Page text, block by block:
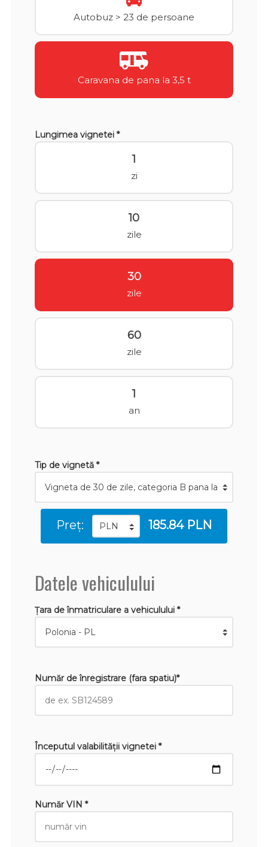
Autobuz > 23 de persoane
Caravana de pana la 3,5 t
Lungimea vignetei *
1
zi
10
zile
30
zile
60
zile
1
an
Tip de vignetă *
Preț: 185.84 PLN
Datele vehiculului
Țara de înmatriculare a vehiculului *
Număr de înregistrare (fara spatiu)*
Începutul valabilităţii vignetei *
Număr VIN *